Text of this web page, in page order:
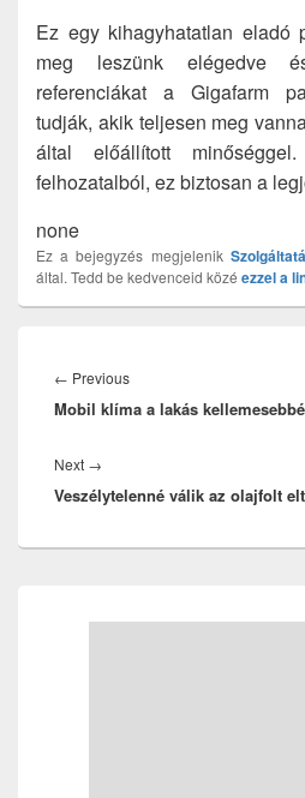
Ez egy kihagyhatatlan eladó
meg leszünk elégedve
referenciákat a Gigafarm
tudják, akik teljesen meg
által előállított
felhozatalból, ez biztosan a
none
Ez a bejegyzés megjelenik
által. Tedd be kedvenceid közé ezzel a
navigáció
← PreviousPrevious
post:
Mobil klíma a lakás
Next →
post:
Veszélytelenné válik az olajfolt